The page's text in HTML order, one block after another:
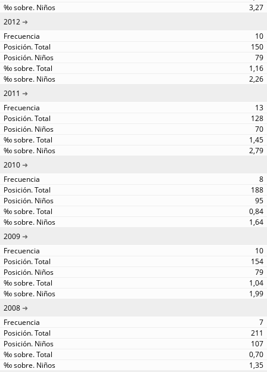
3,27
2012
10
150
79
1,16
2,26
2011
13
128
70
1,45
2,79
2010
8
188
95
0,84
1,64
2009
10
154
79
1,04
1,99
2008
7
211
107
0,70
1,35